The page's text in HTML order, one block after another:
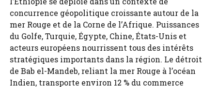
concurrence géopolitique croissante autour de la
mer Rouge et de la Corne de l’Afrique. Puissances
du Golfe, Turquie, Égypte, Chine, États-Unis et
acteurs européens nourrissent tous des intérêts
stratégiques importants dans la région. Le détroit
de Bab el-Mandeb, reliant la mer Rouge à l’océan
Indien, transporte environ 12 % du commerce